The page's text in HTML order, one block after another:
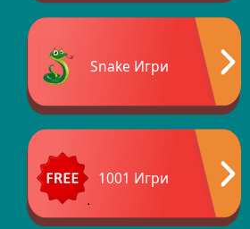
Snake Игри
1001 Игри